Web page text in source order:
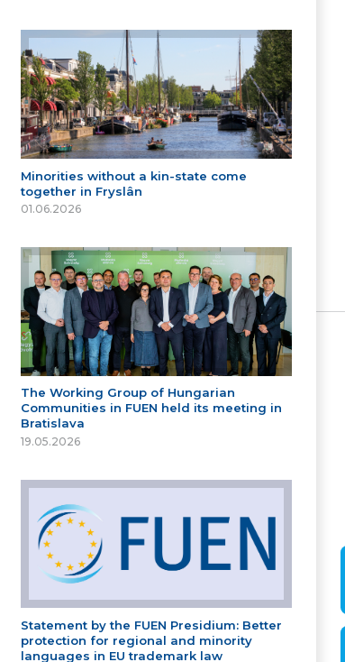
Minorities without a kin-state come
together in Fryslân
01.06.2026
The Working Group of Hungarian
Communities in FUEN held its meeting in
Bratislava
19.05.2026
Statement by the FUEN Presidium: Better
protection for regional and minority
languages in EU trademark law